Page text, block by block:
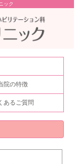
ック
院の特徴
あるご質問